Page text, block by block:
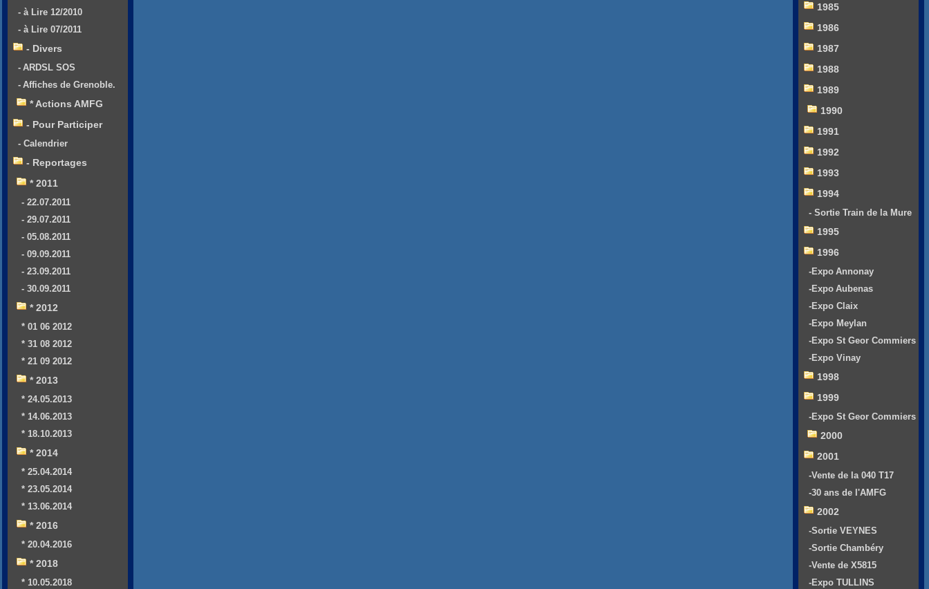
- à Lire 12/2010
- à Lire 07/2011
- Divers
- ARDSL SOS
- Affiches de Grenoble.
* Actions AMFG
- Pour Participer
- Calendrier
- Reportages
* 2011
- 22.07.2011
- 29.07.2011
- 05.08.2011
- 09.09.2011
- 23.09.2011
- 30.09.2011
* 2012
* 01 06 2012
* 31 08 2012
* 21 09 2012
* 2013
* 24.05.2013
* 14.06.2013
* 18.10.2013
* 2014
* 25.04.2014
* 23.05.2014
* 13.06.2014
* 2016
* 20.04.2016
* 2018
* 10.05.2018
1985
1986
1987
1988
1989
1990
1991
1992
1993
1994
- Sortie Train de la Mure
1995
1996
-Expo Annonay
-Expo Aubenas
-Expo Claix
-Expo Meylan
-Expo St Geor Commiers
-Expo Vinay
1998
1999
-Expo St Geor Commiers
2000
2001
-Vente de la 040 T17
-30 ans de l'AMFG
2002
-Sortie VEYNES
-Sortie Chambéry
-Vente de X5815
-Expo TULLINS